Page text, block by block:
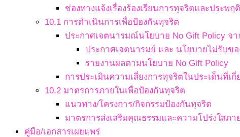
ช่องทางแจ้งเรื่องร้องเรียนการทุจริตและประพฤ
10.1 การดำเนินการเพื่อป้องกันทุจริต
ประกาศเจตนารมณ์นโยบาย No Gift Policy จ
ประกาศเจตนารมย์ และ นโยบายไม่รับข
รายงานผลตามนโยบาย No Gift Policy
การประเมินความเสี่ยงการทุจริตในประเด็นที่เ
10.2 มาตรการภายในเพื่อป้องกันทุจริต
แนวทาง/โครงการ/กิจกรรมป้องกันทุจริต
มาตรการส่งเสริมคุณธรรมและความโปร่งใสภ
คู่มือ/เอกสารเผยแพร่